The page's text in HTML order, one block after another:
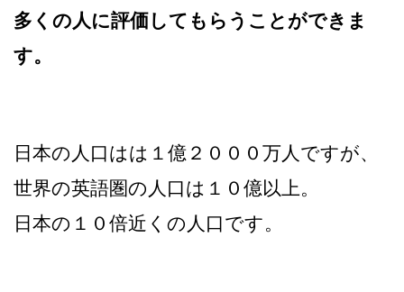
多くの人に評価してもらうことができま
す。
日本の人口はは１億２０００万人ですが、
世界の英語圏の人口は１０億以上。
日本の１０倍近くの人口です。